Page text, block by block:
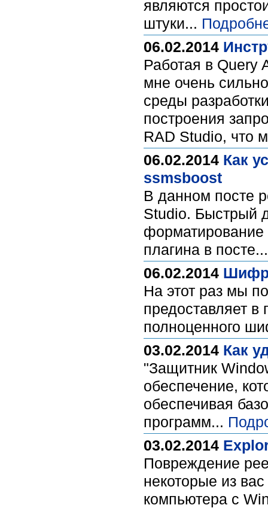
являются
штуки...
06.02.2014
Работая в Query
мне очень
среды
построения
RAD Studio, что
06.02.2014 Как
ssmsboost
В данном посте
Studio. Быстрый
форматирование
плагина в
06.02.2014
На этот раз мы
предоставляет
полноценного
03.02.2014 Как
"Защитник
обеспечение,
обеспечивая
программ...
03.02.2014
Повреждение
некоторые из
компьютера с